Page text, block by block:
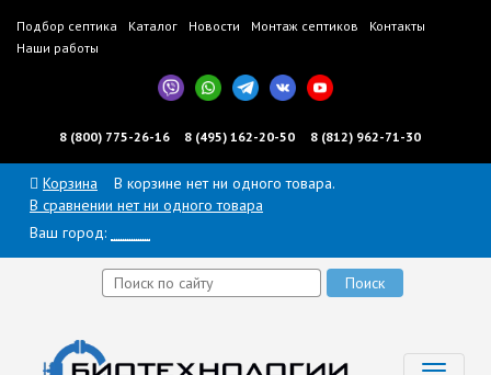
Подбор септика Каталог Новости Монтаж септиков
Контакты
Наши работы
8 (800) 775-26-16 8 (495) 162-20-50 8 (812) 962-71-30
Корзина
В корзине нет ни одного товара.
В сравнении нет ни одного товара
Ваш город: